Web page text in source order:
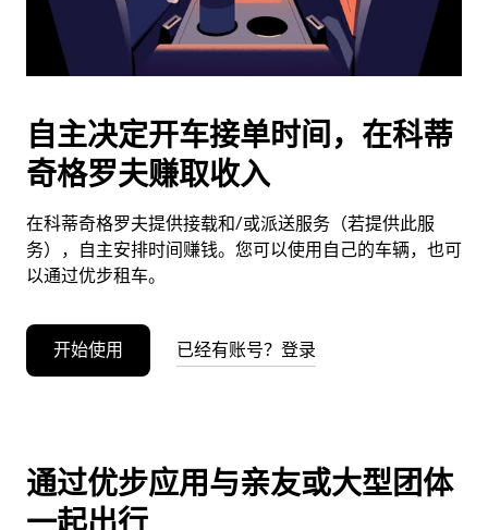
闭
日
历。
自主决定开车接单时间，在科蒂
奇格罗夫赚取收入
在科蒂奇格罗夫提供接载和/或派送服务（若提供此服
务），自主安排时间赚钱。您可以使用自己的车辆，也可
以通过优步租车。
开始使用 已经有账号？登录
通过优步应用与亲友或大型团体
一起出行